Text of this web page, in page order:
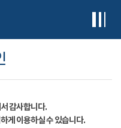
감사합니다.
게 이용하실 수 있습니다.